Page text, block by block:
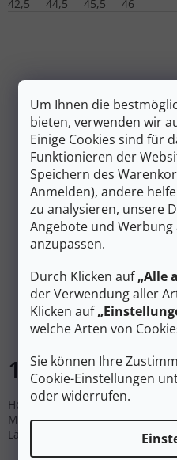
Um Ihnen die
bieten, verwenden wir
Einige Cookies sind für
Funktionieren der
Speichern des
Anmelden), andere
zu analysieren, unsere
Angebote und
anzupassen.
Durch Klicken auf„Alle
der Verwendung aller
Klicken auf
welche Arten von
Sie können Ihre
Cookie-Einstellungen
oder widerrufen.
42,5 44,5 45,5 46
BROOKS Herren
grau/orange
142 €
Herren wasserdichte
Membran und DNA LOFT v3
Läufer auf befestigten